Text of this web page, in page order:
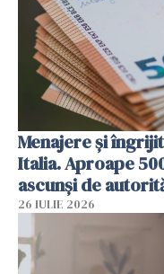
Menajere și
Italia. Aproape
ascunși de
26 IULIE 2026